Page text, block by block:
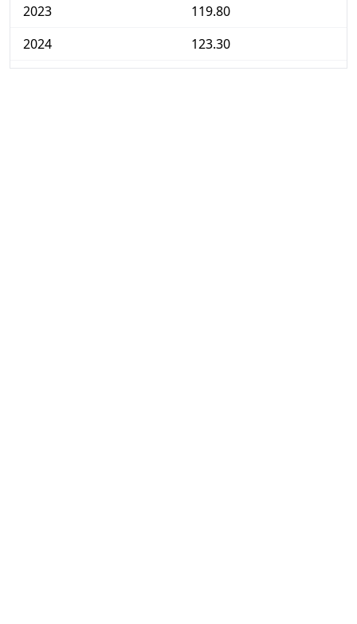
2023
119.80
2024
123.30